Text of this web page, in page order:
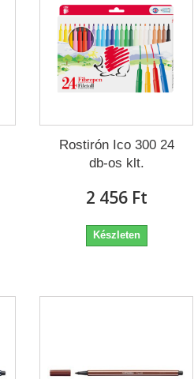
Rostirón Ico 300 24
db-os klt.
2 456 Ft‎
Készleten